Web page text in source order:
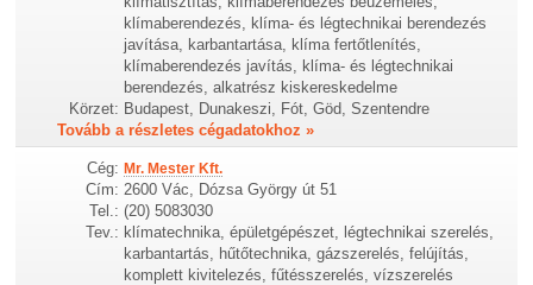
klímaberendezés, klíma- és légtechnikai berendezés
javítása, karbantartása, klíma fertőtlenítés,
klímaberendezés javítás, klíma- és légtechnikai
berendezés, alkatrész kiskereskedelme
Körzet: Budapest, Dunakeszi, Fót, Göd, Szentendre
Tovább a részletes cégadatokhoz »
Cég: Mr. Mester Kft.
Cím: 2600 Vác, Dózsa György út 51
Tel.: (20) 5083030
Tev.: klímatechnika, épületgépészet, légtechnikai szerelés,
karbantartás, hűtőtechnika, gázszerelés, felújítás,
komplett kivitelezés, fűtésszerelés, vízszerelés